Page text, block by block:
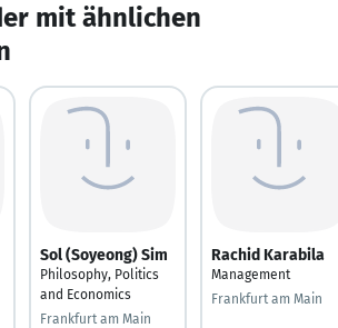
mit ähnlichen
Sol (Soyeong) Sim
Philosophy, Politics
and Economics
Frankfurt am Main
Rachid Karabila
Management
Frankfurt am Main